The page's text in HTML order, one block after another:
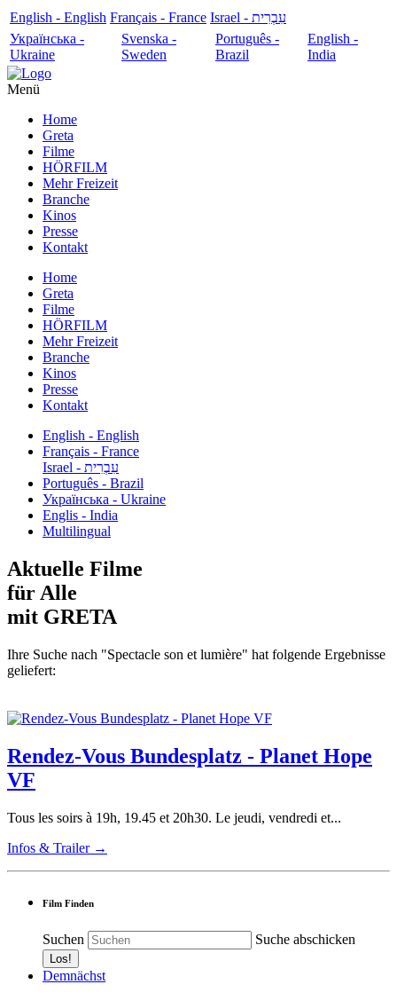
English - English Français - France
עִבְרִית - Israel
Українська -
Ukraine
Svenska -
Sweden
Português -
Brazil
English -
India
Menü
Home
Greta
Filme
HÖRFILM
Mehr Freizeit
Branche
Kinos
Presse
Kontakt
Home
Greta
Filme
HÖRFILM
Mehr Freizeit
Branche
Kinos
Presse
Kontakt
English - English
Français - France
עִבְרִית - Israel
Português - Brazil
Українська - Ukraine
Englis - India
Multilingual
Aktuelle Filme
für Alle
mit GRETA
Ihre Suche nach "Spectacle son et lumière" hat folgende Ergebnisse
geliefert:
Rendez-Vous Bundesplatz - Planet Hope
VF
Tous les soirs à 19h, 19.45 et 20h30. Le jeudi, vendredi et...
Infos & Trailer →
Film Finden
Suchen Suche abschicken
Demnächst